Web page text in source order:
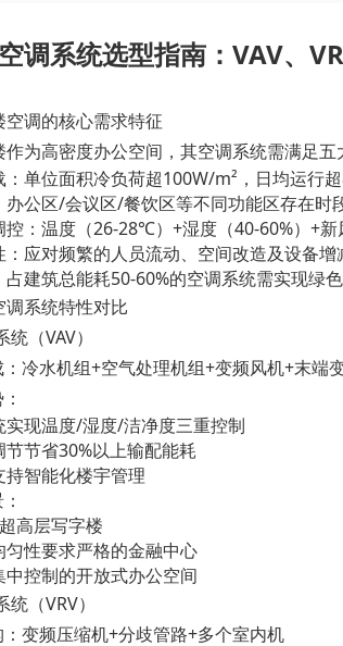
调系统选型指南：VAV、
空调的核心需求特征
为高密度办公空间，其空调系统需满足五
：单位面积冷负荷超100W/m²，日均运行
办公区/会议区/餐饮区等不同功能区存在时
控：温度（26-28℃）+湿度（40-60%）+
：应对频繁的人员流动、空间改造及设备增
占建筑总能耗50-60%的空调系统需实现绿
调系统特性对比
（VAV）
冷水机组+空气处理机组+变频风机+末端
实现温度/湿度/洁净度三重控制
节节省30%以上输配能耗
持智能化楼宇管理
高层写字楼
匀性要求严格的金融中心
中控制的开放式办公空间
（VRV）
变频压缩机+分歧管路+多个室内机